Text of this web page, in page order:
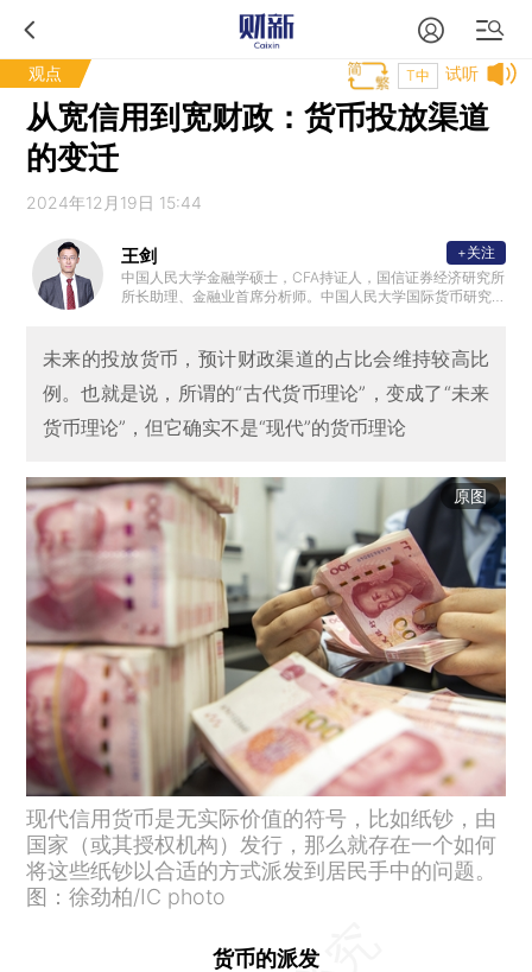
观点 试听
T中
从宽信用到宽财政：货币投放渠道
的变迁
2024年12月19日 15:44
王剑
中国人民大学金融学硕士，CFA持证人，国信证券经济研究所
所长助理、金融业首席分析师。中国人民大学国际货币研究
国人民银行郑州培训学院客座教授。
+关注
未来的投放货币，预计财政渠道的占比会维持较高比
例。也就是说，所谓的“古代货币理论”，变成了“未来
货币理论”，但它确实不是“现代”的货币理论
原图
现代信用货币是无实际价值的符号，比如纸钞，由
国家（或其授权机构）发行，那么就存在一个如何
将这些纸钞以合适的方式派发到居民手中的问题。
图：徐劲柏/IC photo
货币的派发